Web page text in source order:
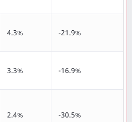
4.3% -21.9%
3.3% -16.9%
2.4% -30.5%